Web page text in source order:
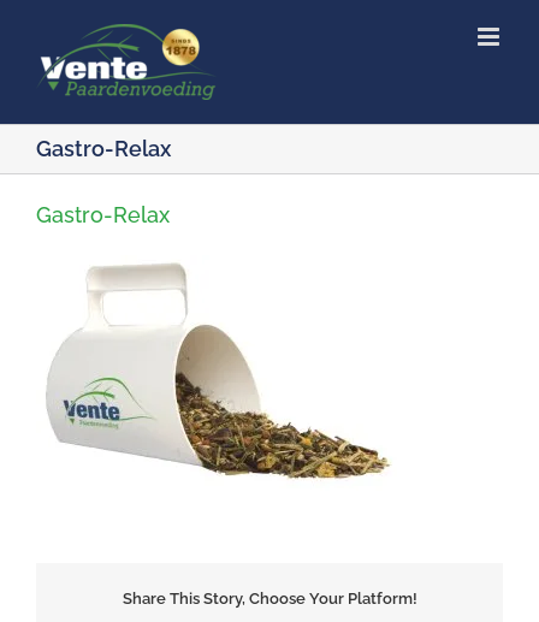
inhoud
Gastro-Relax
Gastro-Relax
Share This Story, Choose Your Platform!